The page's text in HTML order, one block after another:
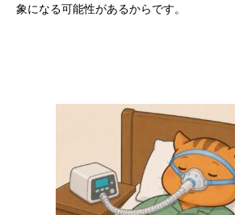
象になる可能性があるからです。